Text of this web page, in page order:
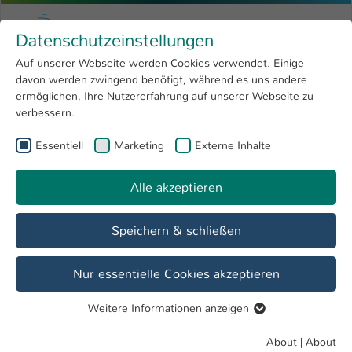
Menu
Research 4
Open submenu
University
International
Skip to main content
University of Applied Sciences
You are here:
Menschen und Projekte
Datenschutzeinstellungen
Auf unserer Webseite werden Cookies verwendet. Einige
davon werden zwingend benötigt, während es uns andere
ermöglichen, Ihre Nutzererfahrung auf unserer Webseite zu
verbessern.
Essentiell Marketing Externe Inhalte
Alle akzeptieren
Speichern & schließen
Nur essentielle Cookies akzeptieren
Essentielle Cookies werden für grundlegende Funktionen
Weitere Informationen anzeigen
About | About